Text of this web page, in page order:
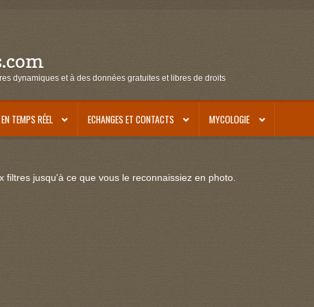
dynamiques et à des données gratuites et libres de droits
TEMPS RÉEL ECHANGES ET CONTACTS MYCOLOGIE
jusqu'à ce que vous le reconnaissiez en photo.